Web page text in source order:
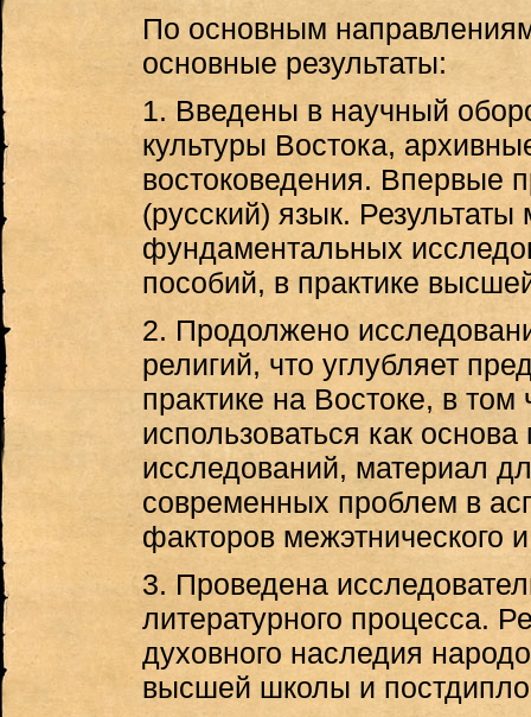
По основным
основные результаты:
1. Введены в научный
культуры Востока,
востоковедения. Впервые
(русский) язык.
фундаментальных
пособий, в практике
2. Продолжено
религий, что углубляет
практике на Востоке, в
использоваться как
исследований, материал
современных проблем в
факторов межэтнического
3. Проведена
литературного процесса.
духовного наследия
высшей школы и